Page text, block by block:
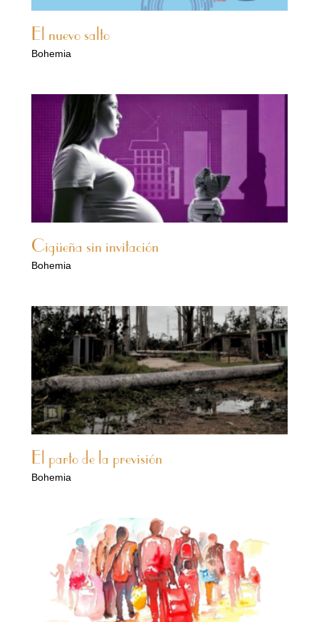
El nuevo salto
Bohemia
Cigüeña sin invitación
Bohemia
El parto de la previsión
Bohemia